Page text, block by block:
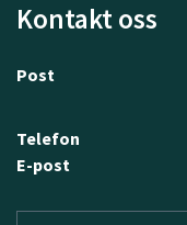
Kontakt oss
Post
Telefon
E-post